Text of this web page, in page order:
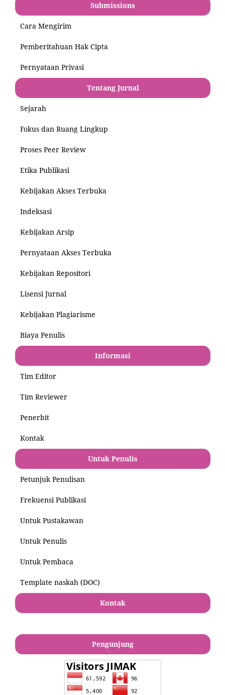
Submissions
Cara Mengirim
Pemberitahuan Hak Cipta
Pernyataan Privasi
Tentang Jurnal
Sejarah
Fokus dan Ruang Lingkup
Proses Peer Review
Etika Publikasi
Kebijakan Akses Terbuka
Indeksasi
Kebijakan Arsip
Pernyataan Akses Terbuka
Kebijakan Repositori
Lisensi Jurnal
Kebijakan Plagiarisme
Biaya Penulis
Informasi
Tim Editor
Tim Reviewer
Penerbit
Kontak
Untuk Penulis
Petunjuk Penulisan
Frekuensi Publikasi
Untuk Pustakawan
Untuk Penulis
Untuk Pembaca
Template naskah (DOC)
Kontak
Pengunjung